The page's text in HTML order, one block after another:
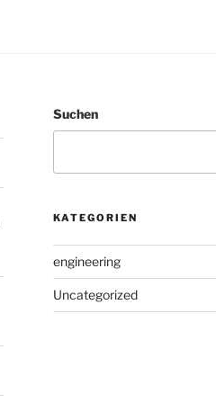
Suchen
KATEGORIEN
engineering
Uncategorized